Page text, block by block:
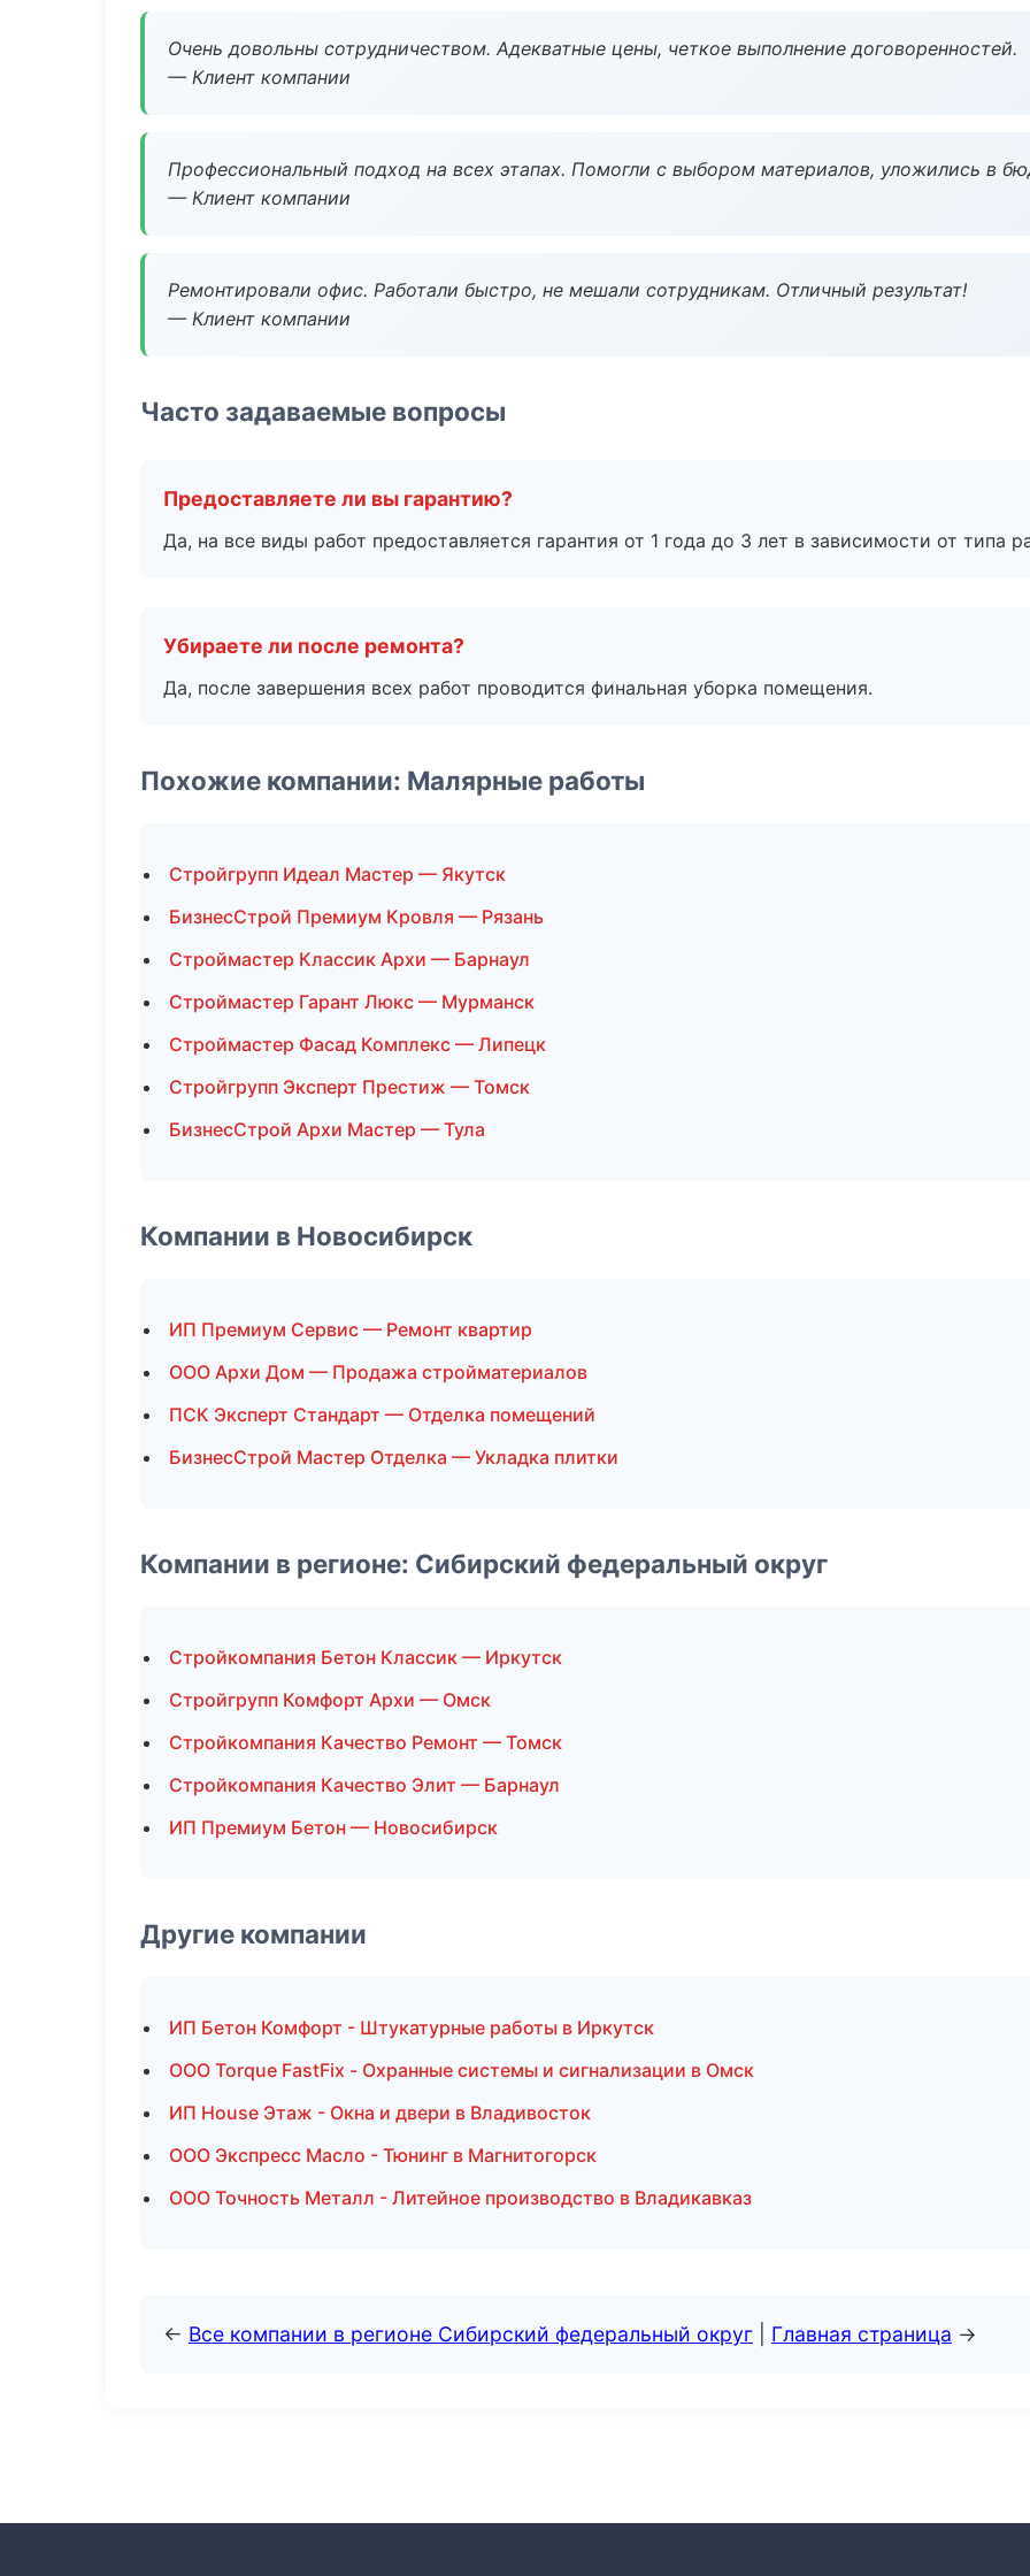
Очень довольны сотрудничеством. Адекватные цены, четкое выполнение договоренностей.
— Клиент компании
Профессиональный подход на всех этапах. Помогли с выбором материалов, уложились в
— Клиент компании
Ремонтировали офис. Работали быстро, не мешали сотрудникам. Отличный результат!
— Клиент компании
Часто задаваемые вопросы
Предоставляете ли вы гарантию?
Да, на все виды работ предоставляется гарантия от 1 года до 3 лет в зависимости от типа
Убираете ли после ремонта?
Да, после завершения всех работ проводится финальная уборка помещения.
Похожие компании: Малярные работы
Стройгрупп Идеал Мастер — Якутск
БизнесСтрой Премиум Кровля — Рязань
Строймастер Классик Архи — Барнаул
Строймастер Гарант Люкс — Мурманск
Строймастер Фасад Комплекс — Липецк
Стройгрупп Эксперт Престиж — Томск
БизнесСтрой Архи Мастер — Тула
Компании в Новосибирск
ИП Премиум Сервис — Ремонт квартир
ООО Архи Дом — Продажа стройматериалов
ПСК Эксперт Стандарт — Отделка помещений
БизнесСтрой Мастер Отделка — Укладка плитки
Компании в регионе: Сибирский федеральный округ
Стройкомпания Бетон Классик — Иркутск
Стройгрупп Комфорт Архи — Омск
Стройкомпания Качество Ремонт — Томск
Стройкомпания Качество Элит — Барнаул
ИП Премиум Бетон — Новосибирск
Другие компании
ИП Бетон Комфорт - Штукатурные работы в Иркутск
ООО Torque FastFix - Охранные системы и сигнализации в Омск
ИП House Этаж - Окна и двери в Владивосток
ООО Экспресс Масло - Тюнинг в Магнитогорск
ООО Точность Металл - Литейное производство в Владикавказ
← Все компании в регионе Сибирский федеральный округ Главная страница →